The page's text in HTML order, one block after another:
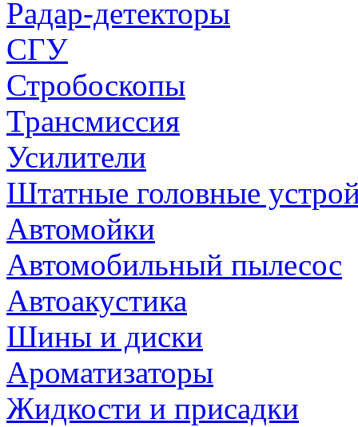
Радар-детекторы
СГУ
Стробоскопы
Трансмиссия
Усилители
Штатные головные
Автомойки
Автомобильный пылесос
Автоакустика
Шины и диски
Ароматизаторы
Жидкости и присадки